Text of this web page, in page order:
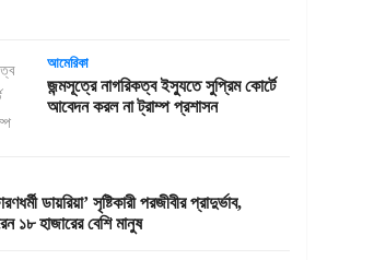
আমেরিকা
জন্মসূত্রে নাগরিকত্ব ইস্যুতে সুপ্রিম কোর্টে
আবেদন করল না ট্রাম্প প্রশাসন
ডায়রিয়া’ সৃষ্টিকারী পরজীবীর প্রাদুর্ভাব,
১৮ হাজারের বেশি মানুষ